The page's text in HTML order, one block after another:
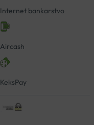
Internet bankarstvo
Aircash
KeksPay